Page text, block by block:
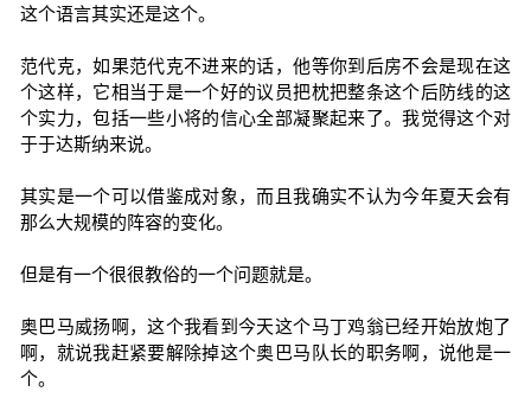
这个语言其实还是这个。
范代克，如果范代克不进来的话，他等你到后房不会是现在这
个这样，它相当于是一个好的议员把枕把整条这个后防线的这
个实力，包括一些小将的信心全部凝聚起来了。我觉得这个对
于于达斯纳来说。
其实是一个可以借鉴成对象，而且我确实不认为今年夏天会有
那么大规模的阵容的变化。
但是有一个很很教俗的一个问题就是。
奥巴马威扬啊，这个我看到今天这个马丁鸡翁已经开始放炮了
啊，就说我赶紧要解除掉这个奥巴马队长的职务啊，说他是一
个。